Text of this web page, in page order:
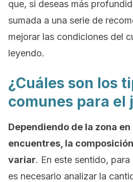
que, si deseas más
sumada a una serie de
mejorar las condiciones del
leyendo.
¿Cuáles son los
comunes para el
Dependiendo de la zona
encuentres, la
variar. En este sentido,
es necesario analizar la